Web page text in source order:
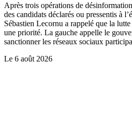
Après trois opérations de
des candidats déclarés ou pressentis à
Sébastien Lecornu a rappelé que la
une priorité. La gauche appelle le
sanctionner les réseaux sociaux
Le 6 août 2026